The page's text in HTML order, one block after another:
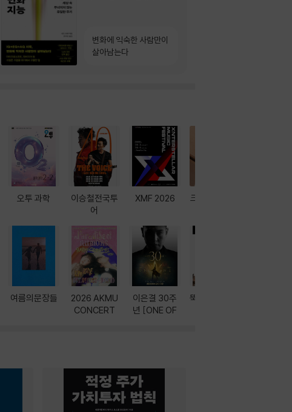
변화에 익숙한 사람만이
살아남는다
오투 과학
여름의문장들
이승철전국투
어
2026 AKMU
CONCERT
XMF 2026
이은결 30주
년 [ONE OF
크레마 이북 리
뚝딱! AI 3대장